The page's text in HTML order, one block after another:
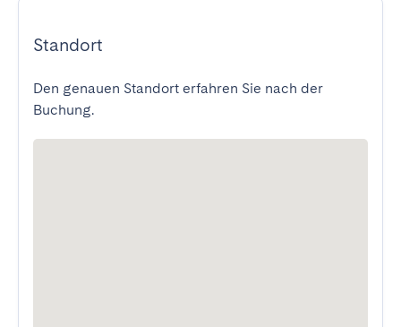
Standort
Den genauen Standort erfahren Sie nach der
Buchung.